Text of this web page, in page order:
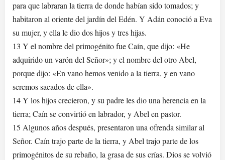
para que labraran la tierra de donde habían sido tomados; y
habitaron al oriente del jardín del Edén. Y Adán conoció a Eva
su mujer, y ella le dio dos hijos y tres hijas.
13 Y el nombre del primogénito fue Caín, que dijo: «He
adquirido un varón del Señor»; y el nombre del otro Abel,
porque dijo: «En vano hemos venido a la tierra, y en vano
seremos sacados de ella».
14 Y los hijos crecieron, y su padre les dio una herencia en la
tierra; Caín se convirtió en labrador, y Abel en pastor.
15 Algunos años después, presentaron una ofrenda similar al
Señor. Caín trajo parte de la tierra, y Abel trajo parte de los
primogénitos de su rebaño, la grasa de sus crías. Dios se volvió